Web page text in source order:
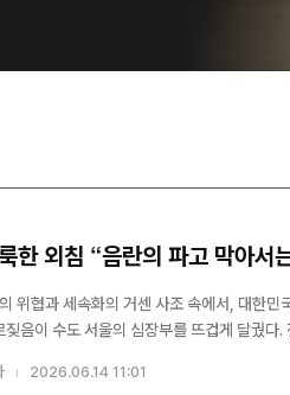
관리를 위
동을 지속
드린다.
움이 될
어는 전
연, 교...
한 외침 “음란의 파고 막아서
위협과 세속화의 거센 사조 속에서, 대한민
심장부를 뜨겁게 달궜다. 전국 교회의 성도들과 교계 지도자, 시민들이 대거 동참한
제 통합국민대회’가 지난 6월 13일 주일 앞
최됐다. ‘남...
2026.06.14 11:01